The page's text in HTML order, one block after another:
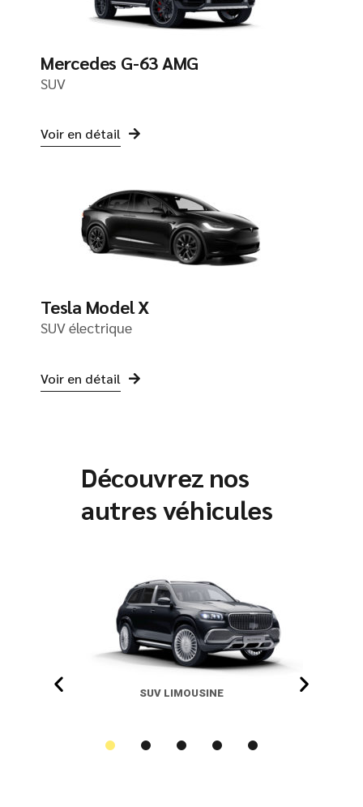
Mercedes G-63 AMG
SUV
Voir en détail
Tesla Model X
SUV électrique
Voir en détail
Découvrez nos
autres véhicules
SUV LIMOUSINE